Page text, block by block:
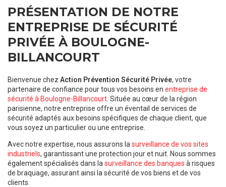
PRÉSENTATION DE NOTRE
ENTREPRISE DE SÉCURITÉ
PRIVÉE À BOULOGNE-
BILLANCOURT
Bienvenue chez Action Prévention Sécurité Privée, votre
partenaire de confiance pour tous vos besoins en entreprise de
sécurité à Boulogne-Billancourt . Située au cœur de la région
parisienne, notre entreprise offre un éventail de services de
sécurité adaptés aux besoins spécifiques de chaque client, que
vous soyez un particulier ou une entreprise.
Avec notre expertise, nous assurons la surveillance de vos sites
industriels, garantissant une protection jour et nuit. Nous sommes
également spécialisés dans la surveillance des banques à risques
de braquage, assurant ainsi la sécurité de vos biens et de vos
clients.